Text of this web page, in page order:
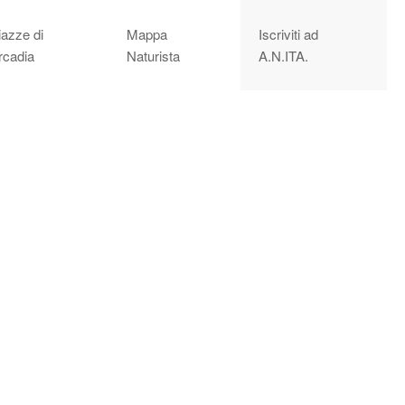
di
Mappa
Naturista
Iscriviti ad
A.N.ITA.